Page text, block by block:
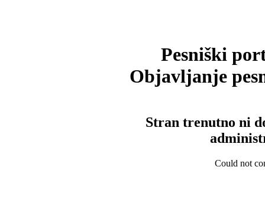
Pesniški
Objavljanje
Stran trenutno ni
Could not